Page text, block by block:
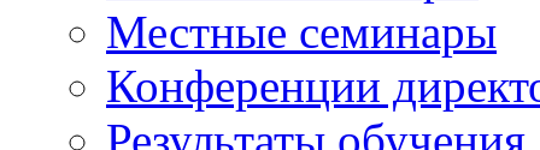
Местные семинары
Конференции
Результаты обучения